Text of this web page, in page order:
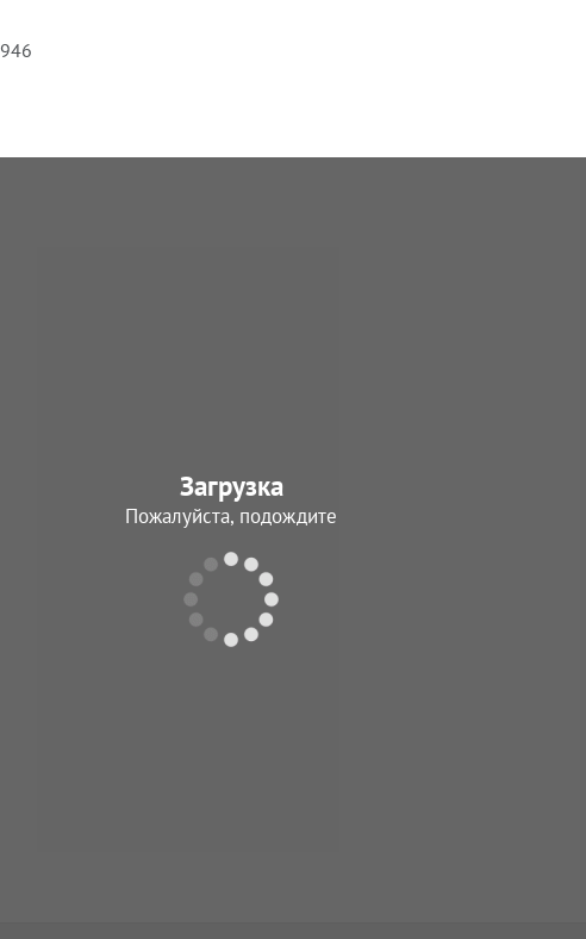
Загрузка
Пожалуйста, подождите